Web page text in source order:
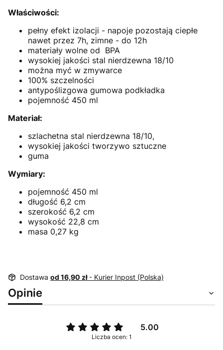
Właściwości:
pełny efekt izolacji - napoje pozostają ciepłe
nawet przez 7h, zimne - do 12h
materiały wolne od BPA
wysokiej jakości stal nierdzewna 18/10
można myć w zmywarce
100% szczelności
antypoślizgowa gumowa podkładka
pojemność 450 ml
Materiał:
szlachetna stal nierdzewna 18/10,
wysokiej jakości tworzywo sztuczne
guma
Wymiary:
pojemność 450 ml
długość 6,2 cm
szerokość 6,2 cm
wysokość 22,8 cm
masa 0,27 kg
Dostawa od 16,90 zł - Kurier Inpost (Polska)
Opinie
5.00
Liczba ocen: 1